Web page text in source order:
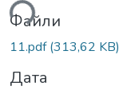
Файли
11.pdf(313,62 KB)
Дата